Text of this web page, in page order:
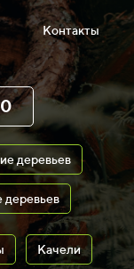
Контакты
деревьев
деревьев
Качели